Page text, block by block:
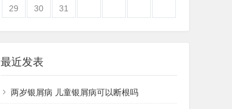
29 30 31
最近发表
两岁银屑病 儿童银屑病可以断根吗